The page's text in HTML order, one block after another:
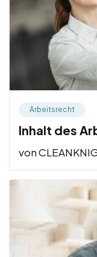
Arbeitsrecht
Inhalt des
von